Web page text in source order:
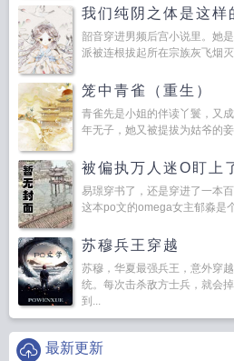
我们纯阴之体是这样
韶音穿进男频后宫小说里。她
派被连根拔起所在宗族灰飞烟
笼中青雀（重生）
青雀先是小姐的伴读丫鬟，又
年无子，她又被提拔为姑爷的
被偏执万人迷O盯上
易璟穿书了，还是穿进了一本
这本po文的omega女主郁淼是
苏穆兵王穿越
苏穆，华夏最强兵王，意外穿
统。每次击杀敌方士兵，就会
到...
最新更新